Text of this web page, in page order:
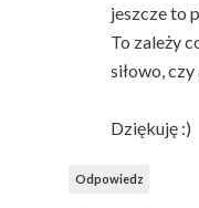
jeszcze to
To zależy
siłowo,
Dziękuję :)
Odpowiedz